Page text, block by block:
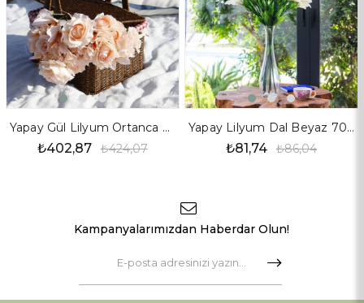
Yapay Gül Lilyum Ortanca Demet Somon
₺402,87 ₺424,07
Yapay Lilyum Dal Beyaz 70 cm
₺81,74 ₺86,04
Kampanyalarımızdan Haberdar Olun!